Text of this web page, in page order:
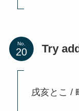
No. Try
戌亥とこ /